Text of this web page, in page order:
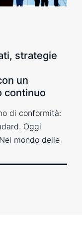
strategie
un
continuo
di conformità:
Oggi
mondo delle